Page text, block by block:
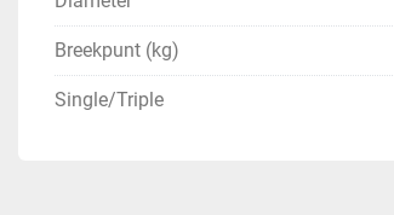
Breekpunt (kg)
Single/Triple